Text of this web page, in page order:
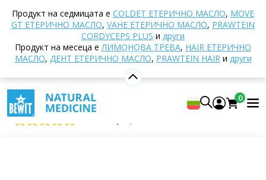
Продукт на седмицата е COLDET EТЕРИЧНО МАСЛО, MOVE
GT ЕТЕРИЧНО МАСЛО, VAHE ЕТЕРИЧНО МАСЛО, PRAWTEIN
CORDYCEPS PLUS и други
Продукт на месеца еЛИМОНОВА ТРЕВА, HAIR ЕТЕРИЧНО
МАСЛО, ДЕНТ ЕТЕРИЧНО МАСЛО, PRAWTEIN HAIRи други
0
комплекти BEWIT
Свободен нос и спокойни очи
Свободен нос и спокойни очи
BEWIT Clear Nose and Calm Eyes
5